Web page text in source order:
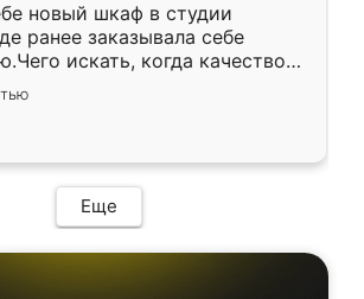
новый шкаф в студии
ранее заказывала себе
искать, когда качеством
Служит кухня уже почти
нет.
Еще